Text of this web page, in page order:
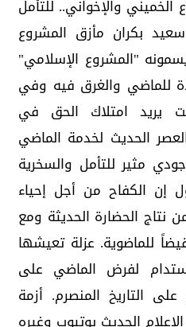
والإخواني.. للتأمل
بكران مأزق المشروع
"المشروع الإسلامي"
للماضي والغرق فيه وفي
يريد امتلاك الحق في
الحديث لخدمة الماضي
مثير للتأمل والسخرية
إن الكفاح من أجل إحياء
نتاج الحضارة الحديثة ومع
للماضوية. عزلة تعيشها
لفرض الماضي على
التاريخ المنصرم. أزمة